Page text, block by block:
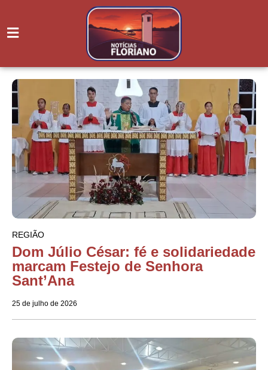
REGIÃO
Dom Júlio César: fé e solidariedade
marcam Festejo de Senhora
Sant’Ana
25 de julho de 2026